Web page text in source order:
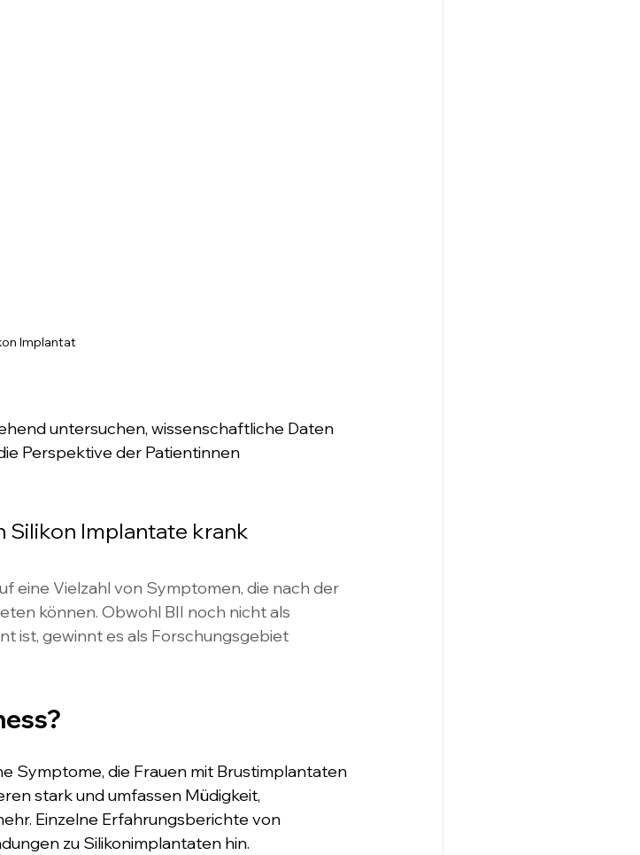
Implantat
untersuchen, wissenschaftliche Daten
Perspektive der Patientinnen
Silikon Implantate krank
eine Vielzahl von Symptomen, die nach der
können. Obwohl BII noch nicht als
ist, gewinnt es als Forschungsgebiet
Symptome, die Frauen mit Brustimplantaten
stark und umfassen Müdigkeit,
Einzelne Erfahrungsberichte von
zu Silikonimplantaten hin.